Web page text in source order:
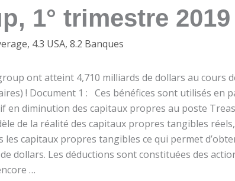
1° trimestre 2019
, 4.3 USA, 8.2 Banques
ont atteint 4,710 milliards de dollars au cours
! Document 1 : Ces bénéfices sont utilisés en
en diminution des capitaux propres au poste
de la réalité des capitaux propres tangibles
les capitaux propres tangibles ce qui permet
dollars. Les déductions sont constituées des
…